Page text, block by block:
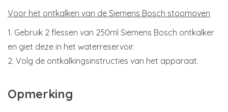
Voor het ontkalken van de Siemens Bosch stoomoven
1. Gebruik 2 flessen van 250ml Siemens Bosch ontkalker
en giet deze in het waterreservoir.
2. Volg de ontkalkingsinstructies van het apparaat.
Opmerking